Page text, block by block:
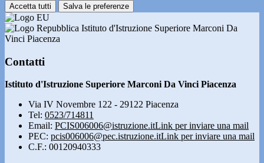
Accetta tutti Salva le preferenze
Istituto d'Istruzione Superiore Marconi Da
Vinci Piacenza
Contatti
Istituto d'Istruzione Superiore Marconi Da Vinci Piacenza
Via IV Novembre 122 - 29122 Piacenza
Tel: 0523/714811
Email: PCIS006006@istruzione.itLink per inviare una mail
PEC: pcis006006@pec.istruzione.itLink per inviare una mail
C.F.: 00120940333